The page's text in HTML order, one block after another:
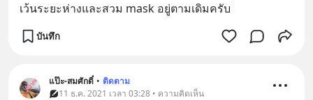
เว้นระยะห่างและสวม mask อยู่ตามเดิมครับ
บันทึก
แป๊ะ-สมศักดิ์ • ติดตาม
11 ธ.ค. 2021 เวลา 03:28 • ความคิดเห็น